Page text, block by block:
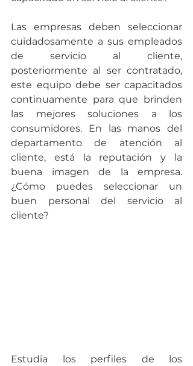
Las empresas deben seleccionar
cuidadosamente a sus empleados
de servicio al cliente,
posteriormente al ser contratado,
este equipo debe ser capacitados
continuamente para que brinden
las mejores soluciones a los
consumidores. En las manos del
departamento de atención al
cliente, está la reputación y la
buena imagen de la empresa.
¿Cómo puedes seleccionar un
buen personal del servicio al
cliente?
Estudia los perfiles de los